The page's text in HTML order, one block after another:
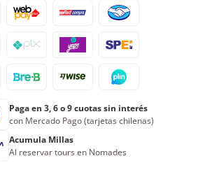
Paga en 3, 6 o 9 cuotas sin interés
con Mercado Pago (tarjetas chilenas)
Acumula Millas
Al reservar tours en Nomades
19 20 21 22
26 27 28 29
2 3 4 5
Reserva ahora